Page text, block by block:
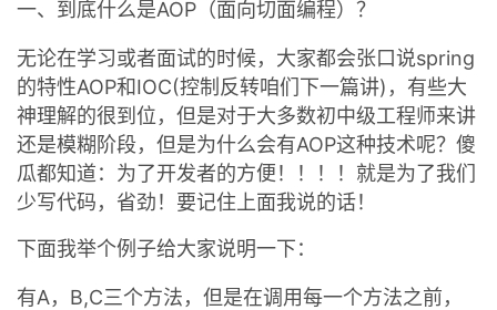
的
博
客
我
的
论
坛
我
的
圈
子
我
的
直
我
的
我
一、到底什么是AOP（面向切面编程）？
无论在学习或者面试的时候，大家都会张口说spring
的特性AOP和IOC(控制反转咱们下一篇讲)，有些大
神理解的很到位，但是对于大多数初中级工程师来讲
还是模糊阶段，但是为什么会有AOP这种技术呢？傻
瓜都知道：为了开发者的方便！！！！就是为了我们
少写代码，省劲！要记住上面我说的话！
下面我举个例子给大家说明一下：
有A，B,C三个方法，但是在调用每一个方法之前，